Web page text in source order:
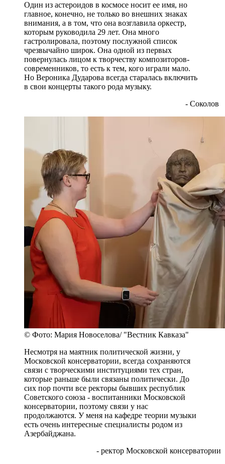
Один из астероидов в космосе носит ее имя, но
главное, конечно, не только во внешних знаках
внимания, а в том, что она возглавила оркестр,
которым руководила 29 лет. Она много
гастролировала, поэтому послужной список
чрезвычайно широк. Она одной из первых
повернулась лицом к творчеству композиторов-
современников, то есть к тем, кого играли мало.
Но Вероника Дударова всегда старалась включить
в свои концерты такого рода музыку.
- Соколов
© Фото: Мария Новоселова/ "Вестник Кавказа"
Несмотря на маятник политической жизни, у
Московской консерватории, всегда сохраняются
связи с творческими институциями тех стран,
которые раньше были связаны политически. До
сих пор почти все ректоры бывших республик
Советского союза - воспитанники Московской
консерватории, поэтому связи у нас
продолжаются. У меня на кафедре теории музыки
есть очень интересные специалисты родом из
Азербайджана.
- ректор Московской консерватории